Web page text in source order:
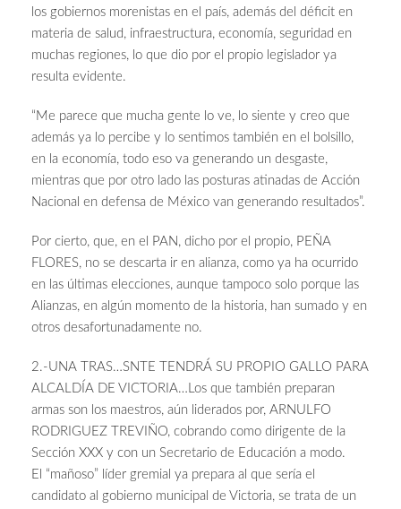
los gobiernos morenistas en el país, además del déficit en
materia de salud, infraestructura, economía, seguridad en
muchas regiones, lo que dio por el propio legislador ya
resulta evidente.
“Me parece que mucha gente lo ve, lo siente y creo que
además ya lo percibe y lo sentimos también en el bolsillo,
en la economía, todo eso va generando un desgaste,
mientras que por otro lado las posturas atinadas de Acción
Nacional en defensa de México van generando resultados”.
Por cierto, que, en el PAN, dicho por el propio, PEÑA
FLORES, no se descarta ir en alianza, como ya ha ocurrido
en las últimas elecciones, aunque tampoco solo porque las
Alianzas, en algún momento de la historia, han sumado y en
otros desafortunadamente no.
2.-UNA TRAS…SNTE TENDRÁ SU PROPIO GALLO PARA
ALCALDÍA DE VICTORIA…Los que también preparan
armas son los maestros, aún liderados por, ARNULFO
RODRIGUEZ TREVIÑO, cobrando como dirigente de la
Sección XXX y con un Secretario de Educación a modo.
El “mañoso” líder gremial ya prepara al que sería el
candidato al gobierno municipal de Victoria, se trata de un